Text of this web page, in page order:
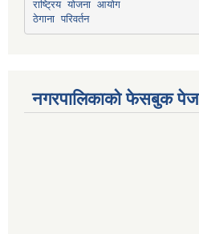
राष्ट्रिय योजना आयोग
ठेगाना परिवर्तन
नगरपालिकाको फेसबुक पेज